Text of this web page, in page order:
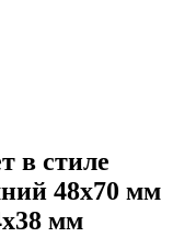
в стиле
48х70 мм
мм